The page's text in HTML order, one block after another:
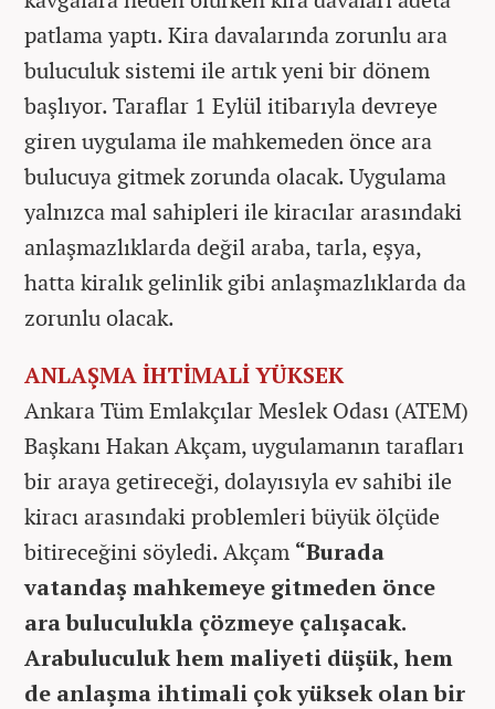
patlama yaptı. Kira davalarında zorunlu ara
buluculuk sistemi ile artık yeni bir dönem
başlıyor. Taraflar 1 Eylül itibarıyla devreye
giren uygulama ile mahkemeden önce ara
bulucuya gitmek zorunda olacak. Uygulama
yalnızca mal sahipleri ile kiracılar arasındaki
anlaşmazlıklarda değil araba, tarla, eşya,
hatta kiralık gelinlik gibi anlaşmazlıklarda da
zorunlu olacak.
ANLAŞMA İHTİMALİ YÜKSEK
Ankara Tüm Emlakçılar Meslek Odası (ATEM)
Başkanı Hakan Akçam, uygulamanın tarafları
bir araya getireceği, dolayısıyla ev sahibi ile
kiracı arasındaki problemleri büyük ölçüde
bitireceğini söyledi. Akçam “Burada
vatandaş mahkemeye gitmeden önce
ara buluculukla çözmeye çalışacak.
Arabuluculuk hem maliyeti düşük, hem
de anlaşma ihtimali çok yüksek olan bir